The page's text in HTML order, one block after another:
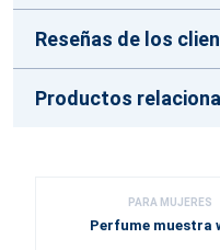
Reseñas de los
Productos
PARA MUJERES
Perfume muestra